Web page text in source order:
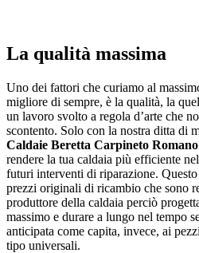
La qualità massima
Uno dei fattori che curiamo al
migliore di sempre, è la qualità, la
un lavoro svolto a regola d’arte che
scontento. Solo con la nostra ditta di
Caldaie Beretta Carpineto Romano
rendere la tua caldaia più efficiente
futuri interventi di riparazione.
prezzi originali di ricambio che sono
produttore della caldaia perciò
massimo e durare a lungo nel tempo
anticipata come capita, invece, ai
tipo universali.